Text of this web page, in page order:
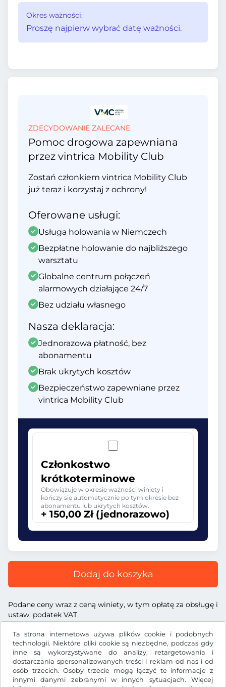
Ta strona internetowa używa plików cookie i podobnych
technologii. Niektóre pliki cookie są niezbędne, podczas gdy
inne są wykorzystywane do analizy, retargetowania i
dostarczania spersonalizowanych treści i reklam od nas i od
osób trzecich. Osoby trzecie mogą łączyć te informacje z
innymi danymi zebranymi w innych sytuacjach. Więcej
Okres ważności:
Proszę najpierw wybrać datę ważności.
ZDECYDOWANIE ZALECANE
Pomoc drogowa zapewniana
przez vintrica Mobility Club
Zostań członkiem vintrica Mobility Club
już teraz i korzystaj z ochrony!
Oferowane usługi:
Usługa holowania w Niemczech
Bezpłatne holowanie do najbliższego
warsztatu
Globalne centrum połączeń
alarmowych działające 24/7
Bez udziału własnego
Nasza deklaracja:
Jednorazowa płatność, bez
abonamentu
Brak ukrytych kosztów
Bezpieczeństwo zapewniane przez
vintrica Mobility Club
Członkostwo
krótkoterminowe
Obowiązuje w okresie ważności winiety i
kończy się automatycznie po tym okresie bez
abonamentu lub ukrytych kosztów.
+ 150,00 Zł (jednorazowo)
Dodaj do koszyka
Podane ceny wraz z ceną winiety, w tym opłatę za obsługę i
ustaw. podatek VAT
ZłPLN